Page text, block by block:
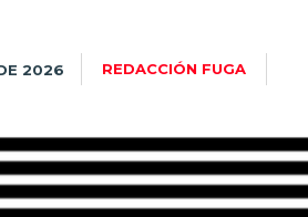
2026 REDACCIÓN FUGA